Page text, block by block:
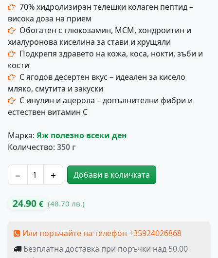
70% хидролизиран телешки колаген пептид –
висока доза на прием
Обогатен с глюкозамин, МСМ, хондроитин и
хиалуронова киселина за стави и хрущяли
Подкрепя здравето на кожа, коса, нокти, зъби и
кости
С ягодов десертен вкус – идеален за кисело
мляко, смутита и закуски
С инулин и ацерола – допълнителни фибри и
естествен витамин C
Марка: Яж полезно всеки ден
Количество: 350 г
количество за Телешки колаген „МАКС“ ягодов
− + Добави в количката
24.90 € (48.70 лв.)
Или поръчайте на телефон +35924026868
Безплатна доставка при поръчки над 50.00